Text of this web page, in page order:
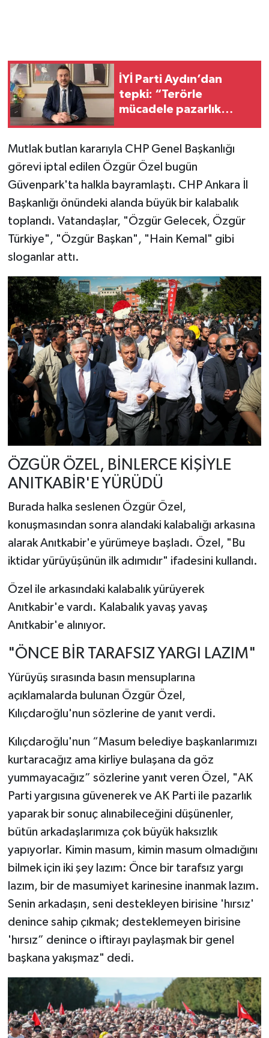
İYİ Parti Aydın’dan
tepki: “Terörle
mücadele pazarlık
Mutlak butlan kararıyla CHP Genel Başkanlığı
görevi iptal edilen Özgür Özel bugün
Güvenpark'ta halkla bayramlaştı. CHP Ankara İl
Başkanlığı önündeki alanda büyük bir kalabalık
toplandı. Vatandaşlar, "Özgür Gelecek, Özgür
Türkiye", "Özgür Başkan", "Hain Kemal" gibi
sloganlar attı.
ÖZGÜR ÖZEL, BİNLERCE KİŞİYLE
ANITKABİR'E YÜRÜDÜ
Burada halka seslenen Özgür Özel,
konuşmasından sonra alandaki kalabalığı arkasına
alarak Anıtkabir'e yürümeye başladı. Özel, "Bu
iktidar yürüyüşünün ilk adımıdır" ifadesini kullandı.
Özel ile arkasındaki kalabalık yürüyerek
Anıtkabir'e vardı. Kalabalık yavaş yavaş
Anıtkabir'e alınıyor.
"ÖNCE BİR TARAFSIZ YARGI LAZIM"
Yürüyüş sırasında basın mensuplarına
açıklamalarda bulunan Özgür Özel,
Kılıçdaroğlu'nun sözlerine de yanıt verdi.
Kılıçdaroğlu'nun “Masum belediye başkanlarımızı
kurtaracağız ama kirliye bulaşana da göz
yummayacağız” sözlerine yanıt veren Özel, "AK
Parti yargısına güvenerek ve AK Parti ile pazarlık
yaparak bir sonuç alınabileceğini düşünenler,
bütün arkadaşlarımıza çok büyük haksızlık
yapıyorlar. Kimin masum, kimin masum olmadığını
bilmek için iki şey lazım: Önce bir tarafsız yargı
lazım, bir de masumiyet karinesine inanmak lazım.
Senin arkadaşın, seni destekleyen birisine 'hırsız'
denince sahip çıkmak; desteklemeyen birisine
'hırsız” denince o iftirayı paylaşmak bir genel
başkana yakışmaz" dedi.